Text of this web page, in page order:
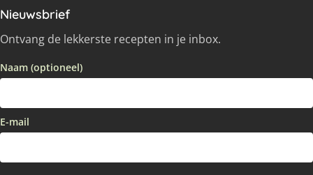
Nieuwsbrief
Ontvang de lekkerste recepten in je inbox.
Naam (optioneel)
E-mail